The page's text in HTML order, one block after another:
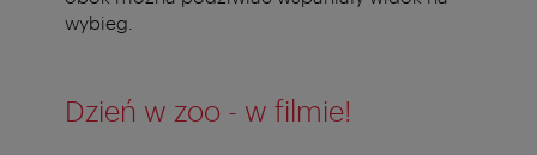
wybieg.
Dzień w zoo - w filmie!